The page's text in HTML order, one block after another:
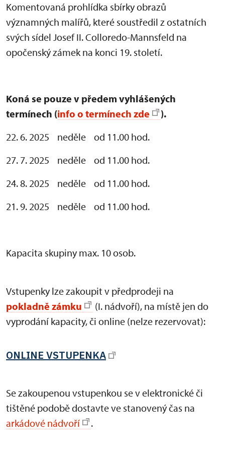
Komentovaná prohlídka sbírky obrazů
významných malířů, které soustředil z ostatních
svých sídel Josef II. Colloredo-Mannsfeld na
opočenský zámek na konci 19. století.
Koná se pouze v předem vyhlášených
termínech (info o termínech zde
).
22. 6. 2025 neděle od 11.00 hod.
27. 7. 2025 neděle od 11.00 hod.
24. 8. 2025 neděle od 11.00 hod.
21. 9. 2025 neděle od 11.00 hod.
Kapacita skupiny max. 10 osob.
Vstupenky lze zakoupit v předprodeji na
pokladně zámku
(I. nádvoří), na místě jen do
vyprodání kapacity, či online (nelze rezervovat):
ONLINE VSTUPENKA
Se zakoupenou vstupenkou se v elektronické či
tištěné podobě dostavte ve stanovený čas na
arkádové nádvoří
.